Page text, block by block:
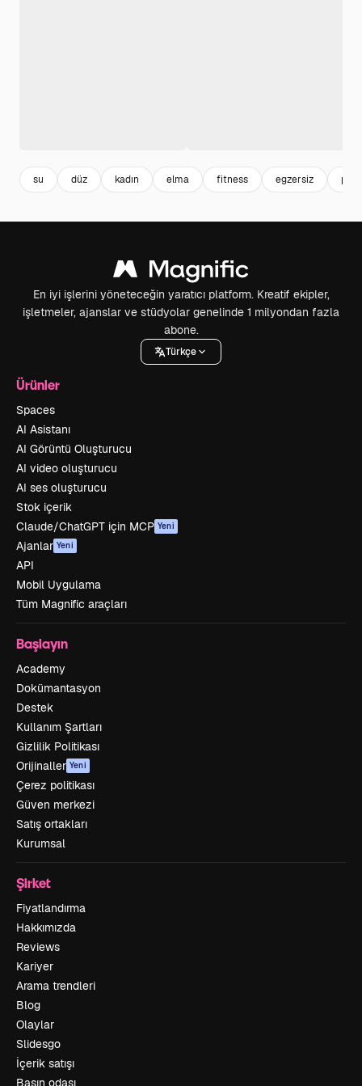
su düz kadın elma fitness egzersiz
En iyi işlerini yöneteceğin yaratıcı platform. Kreatif ekipler,
işletmeler, ajanslar ve stüdyolar genelinde 1 milyondan fazla
abone.
Türkçe
Ürünler
Spaces
AI Asistanı
AI Görüntü Oluşturucu
AI video oluşturucu
AI ses oluşturucu
Stok içerik
Claude/ChatGPT için MCP Yeni
Ajanlar Yeni
API
Mobil Uygulama
Tüm Magnific araçları
Başlayın
Academy
Dokümantasyon
Destek
Kullanım Şartları
Gizlilik Politikası
Orijinaller Yeni
Çerez politikası
Güven merkezi
Satış ortakları
Kurumsal
Şirket
Fiyatlandırma
Hakkımızda
Reviews
Kariyer
Arama trendleri
Blog
Olaylar
Slidesgo
İçerik satışı
Basın odası